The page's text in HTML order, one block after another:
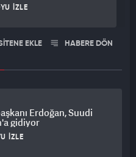
İZLE
EKLE HABERE DÖN
Erdoğan, Suudi
gidiyor
İZLE